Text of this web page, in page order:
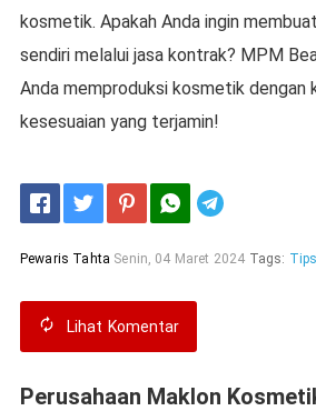
kosmetik. Apakah Anda ingin
sendiri melalui jasa kontrak? MPM
Anda memproduksi kosmetik dengan
kesesuaian yang terjamin!
Pewaris Tahta Senin, 04 Maret 2024 Tags: Tips
Lihat Komentar
Perusahaan Maklon